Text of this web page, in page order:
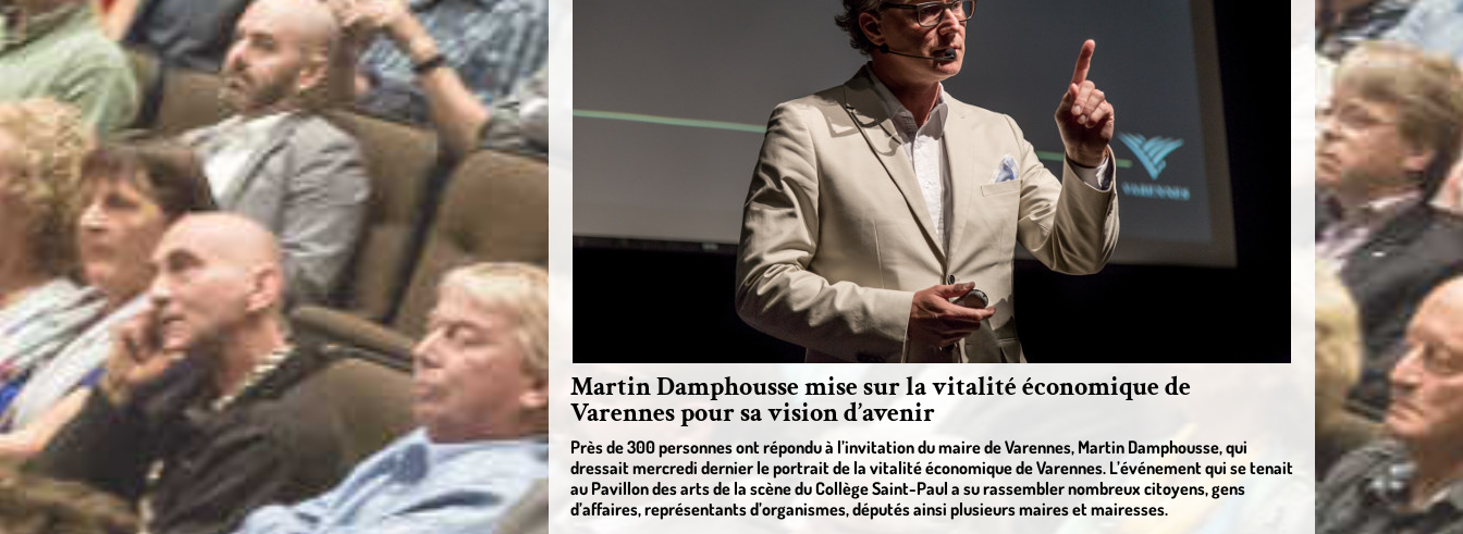
Martin Damphousse mise sur la vitalité économique de
Varennes pour sa vision d’avenir
Près de 300 personnes ont répondu à l’invitation du maire de Varennes, Martin Damphousse, qui
dressait mercredi dernier le portrait de la vitalité économique de Varennes. L’événement qui se tenait
au Pavillon des arts de la scène du Collège Saint-Paul a su rassembler nombreux citoyens, gens
d’affaires, représentants d’organismes, députés ainsi plusieurs maires et mairesses.